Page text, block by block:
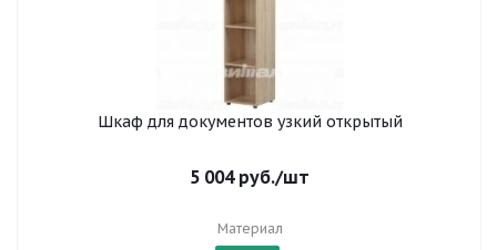
Шкаф для документов узкий открытый
5 004руб./шт
Материал